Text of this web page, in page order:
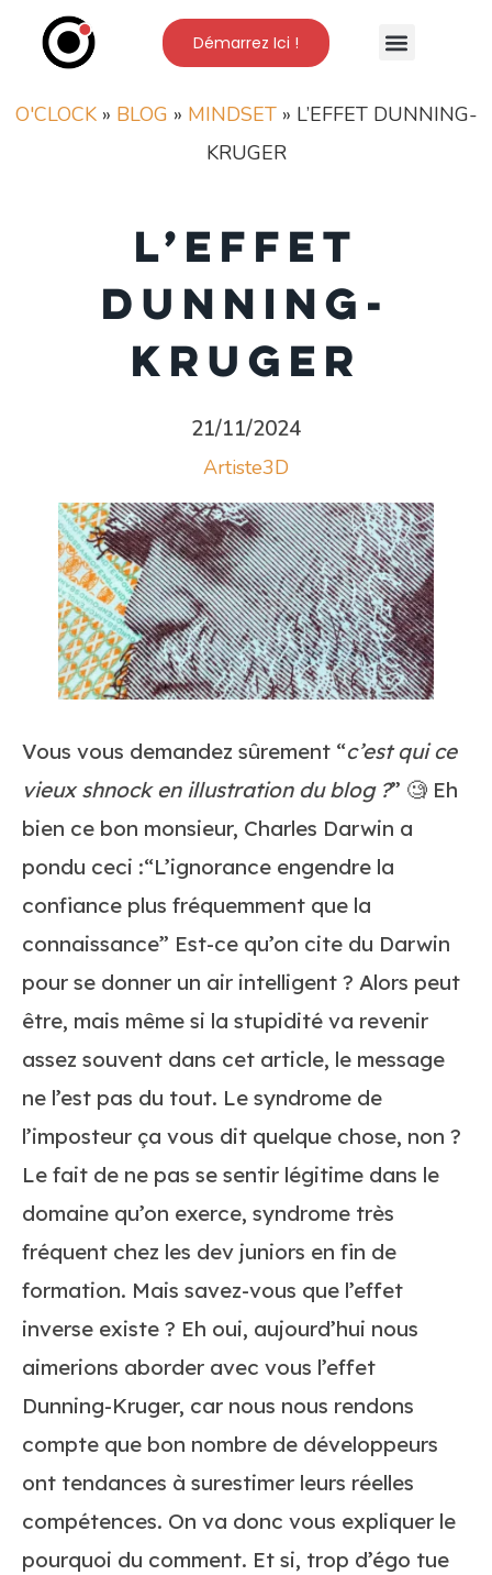
Démarrez Ici !
O'CLOCK» BLOG » MINDSET» L’EFFET DUNNING-
KRUGER
L’effet
Dunning-
Kruger
21/11/2024
Artiste3D
Vous vous demandez sûrement “c’est qui ce
vieux shnock en illustration du blog ?” 🧐 Eh
bien ce bon monsieur, Charles Darwin a
pondu ceci :“L’ignorance engendre la
confiance plus fréquemment que la
connaissance” Est-ce qu’on cite du Darwin
pour se donner un air intelligent ? Alors peut
être, mais même si la stupidité va revenir
assez souvent dans cet article, le message
ne l’est pas du tout. Le syndrome de
l’imposteur ça vous dit quelque chose, non ?
Le fait de ne pas se sentir légitime dans le
domaine qu’on exerce, syndrome très
fréquent chez les dev juniors en fin de
formation. Mais savez-vous que l’effet
inverse existe ? Eh oui, aujourd’hui nous
aimerions aborder avec vous l’effet
Dunning-Kruger, car nous nous rendons
compte que bon nombre de développeurs
ont tendances à surestimer leurs réelles
compétences. On va donc vous expliquer le
pourquoi du comment. Et si, trop d’égo tue